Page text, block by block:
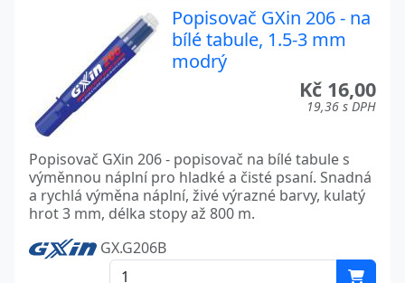
Popisovač GXin 206 - na
bílé tabule, 1.5-3 mm
modrý
Kč 16,00
19,36 s DPH
Popisovač GXin 206 - popisovač na bílé tabule s
výměnnou náplní pro hladké a čisté psaní. Snadná
a rychlá výměna náplní, živé výrazné barvy, kulatý
hrot 3 mm, délka stopy až 800 m.
GX.G206B